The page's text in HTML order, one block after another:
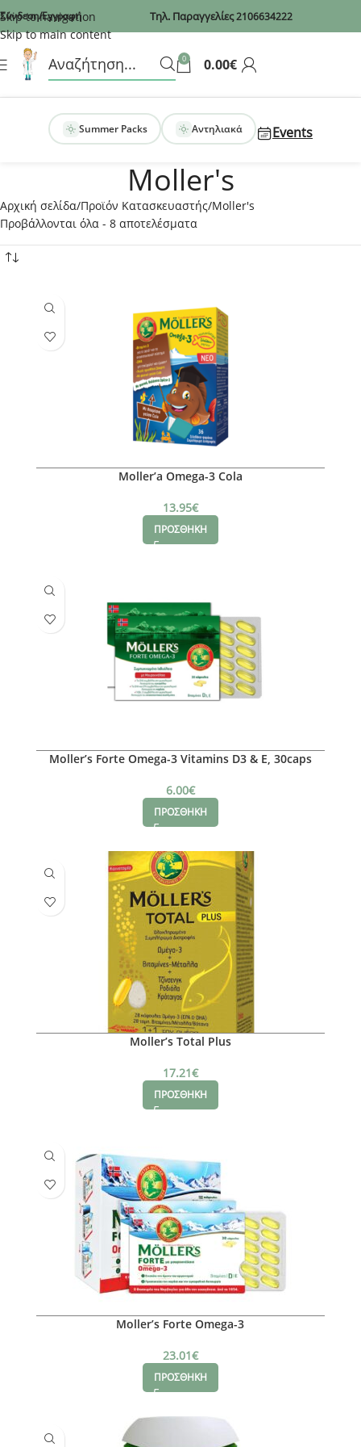
Recaptcha
Skip to navigation
Skip to main content
Σύνδεση/Εγγραφή Τηλ. Παραγγελίες2106634222
0 0.00€
Summer Packs Αντηλιακά Events
Moller's
Αρχική σελίδα Προϊόν Κατασκευαστής Moller's
Προβάλλονται όλα - 8 αποτελέσματα
Moller’a Omega-3 Cola
13.95€
ΠΡΟΣΘΗΚΗ
Moller’s Forte Omega-3 Vitamins D3 & E, 30caps
6.00€
ΠΡΟΣΘΗΚΗ
Moller’s Total Plus
17.21€
ΠΡΟΣΘΗΚΗ
Moller’s Forte Omega-3
23.01€
ΠΡΟΣΘΗΚΗ